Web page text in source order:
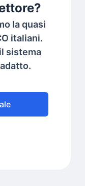
la quasi
italiani.
sistema